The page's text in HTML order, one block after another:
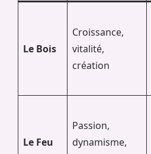
Le Bois
Croissance,
vitalité,
création
Le Feu
Passion,
dynamisme,